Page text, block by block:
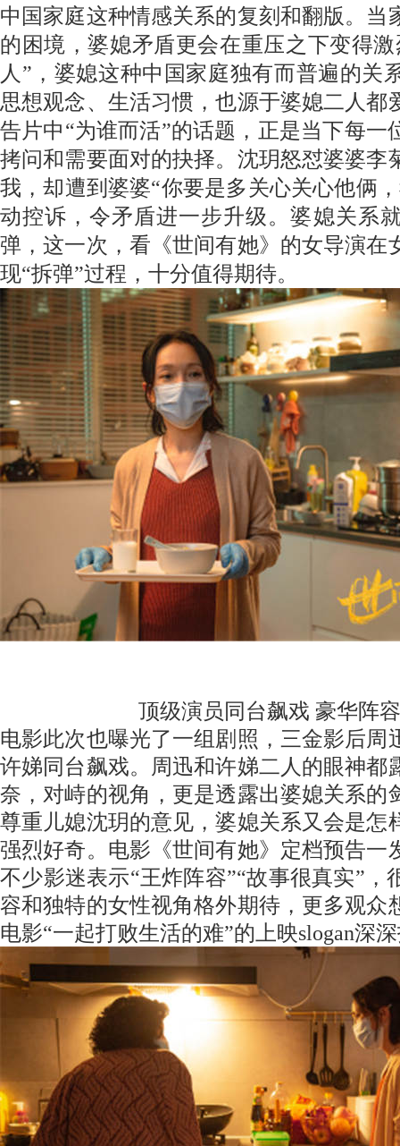
中国家庭这种情感关系的复刻和翻版。当
的困境，婆媳矛盾更会在重压之下变得
人”，婆媳这种中国家庭独有而普遍的关
思想观念、生活习惯，也源于婆媳二人都
告片中“为谁而活”的话题，正是当下每一
拷问和需要面对的抉择。沈玥怒怼婆婆李
我 ，却遭到婆婆“你要是多关心关心他俩 ，
动控诉，令矛盾进一步升级。婆媳关系
弹，这一次，看《世间有她》的女导演在
现“拆弹”过程，十分值得期待。
顶级演员同台飙戏 豪华阵
电影此次也曝光了一组剧照 ， 三金影后周
许娣同台飙戏。
周迅和许娣二人的眼神都
奈 ， 对峙的视角 ， 更是透露出婆媳关系的
尊重儿媳沈玥的意见 ，婆媳关系又会是怎
强烈好奇。 电影《世间有她》定档预告一
不少影迷表示“王炸阵容”“故事很真实” ，
容和独特的女性视角格外期待， 更多观众
电影“一起打败生活的难”的上映slogan深